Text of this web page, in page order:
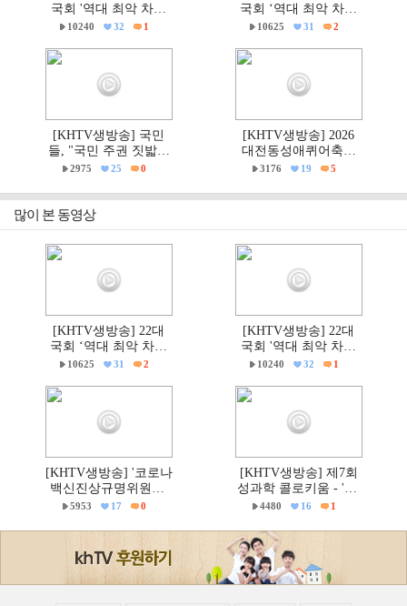
국회 '역대 최악 차별
금지법' 반대 거룩한방
10240 32 1
국회 ‘역대 최악 차별
금지법’ 반대 거룩한방
10625 31 2
[KHTV생방송] 국민
들, "국민 주권 짓밟힌
6·3지방선거, 재선거하
하라!"
2975 25 0
[KHTV생방송] 2026
대전동성애퀴어축제
& 2026 거룩한방파제
대회' 현장
3176 19 5
많이 본 동영상
[KHTV생방송] 22대
국회 ‘역대 최악 차별
금지법’ 반대 거룩한방
10625 31 2
[KHTV생방송] 22대
국회 '역대 최악 차별
금지법' 반대 거룩한방
10240 32 1
[KHTV생방송] '코로나
백신진상규명위원회'
출범촉구 국회 기자회
5953 17 0
[KHTV생방송] 제7회
성과학 콜로키움 - 'PC
주의 & 의학'
4480 16 1